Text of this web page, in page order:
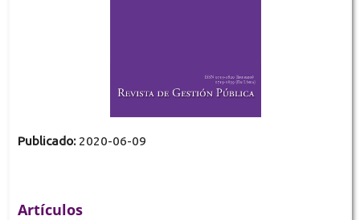
Publicado: 2020-06-09
Artículos